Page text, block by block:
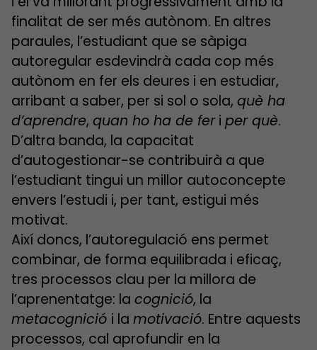
finalitat de ser més autònom. En altres
paraules, l’estudiant que se sàpiga
autoregular esdevindrà cada cop més
autònom en fer els deures i en estudiar,
arribant a saber, per si sol o sola, què ha
d’aprendre, quan ho ha de feri per què.
D’altra banda, la capacitat
d’autogestionar-se contribuirà a que
l’estudiant tingui un millor autoconcepte
envers l’estudi i, per tant, estigui més
motivat.
Així doncs, l’autoregulació ens permet
combinar, de forma equilibrada i eficaç,
tres processos clau per la millora de
l’aprenentatge: la cognició, la
metacognició i la motivació. Entre aquests
processos, cal aprofundir en la